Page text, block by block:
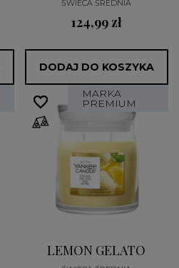
ŚWIECA ŚREDNIA
124,99 zł
DODAJ DO KOSZYKA
MARKA
PREMIUM
LEMON GELATO
favorite_border
favorite_border